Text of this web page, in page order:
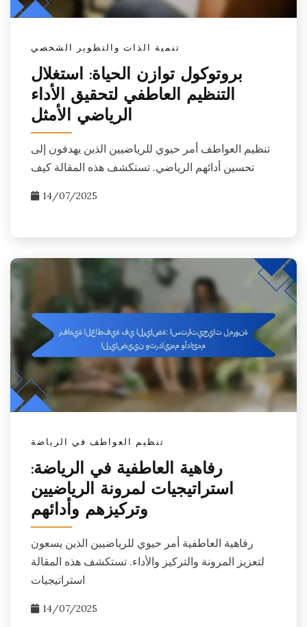
تنمية الذات والتطوير الشخصي
بروتوكول توازن الحياة: استغلال
التنظيم العاطفي لتحقيق الأداء
الرياضي الأمثل
تنظيم العواطف أمر حيوي للرياضيين الذين يهدفون إلى
تحسين أدائهم الرياضي. تستكشف هذه المقالة كيف
14/07/2025
تنظيم العواطف في الرياضة
رفاهية العاطفية في الرياضة:
استراتيجيات لمرونة الرياضيين
وتركيزهم وأدائهم
رفاهية العاطفية أمر حيوي للرياضيين الذين يسعون
لتعزيز المرونة والتركيز والأداء. تستكشف هذه المقالة
استراتيجيات
14/07/2025